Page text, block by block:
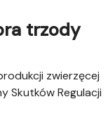
trzody
zwierzęcej
Skutków Regulacji